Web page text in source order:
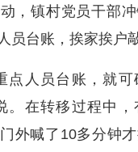
，镇村党员干部
员台账，挨家挨户敲
点人员台账，就
。在转移过程中
外喊了10多分钟